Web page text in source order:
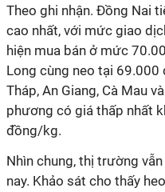
Theo ghi nhận. Đồng Nai
cao nhất, với mức giao
hiện mua bán ở mức
Long cùng neo tại
Tháp, An Giang, Cà Mau
phương có giá thấp nhất
đồng/kg.
Nhìn chung, thị trường
nay. Khảo sát cho thấy